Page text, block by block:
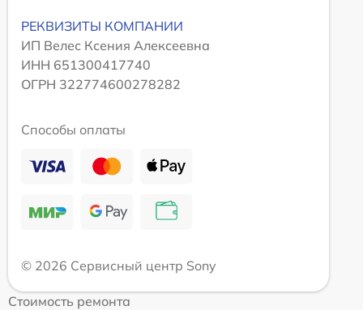
РЕКВИЗИТЫ КОМПАНИИ
ИП Велес Ксения Алексеевна
ИНН 651300417740
ОГРН 322774600278282
Способы оплаты
© 2026 Сервисный центр Sony
Стоимость ремонта